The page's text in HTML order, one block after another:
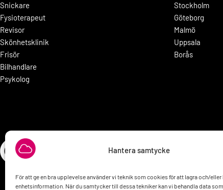
Hantera samtycke
För att ge en bra upplevelse använder vi teknik som cookies för att lagra och/
enhetsinformation. När du samtycker till dessa tekniker kan vi behandla data
Snickare
Fysioterapeut
Revisor
Skönhetsklinik
Frisör
Bilhandlare
Psykolog
Stockholm
Göteborg
Malmö
Uppsala
Borås